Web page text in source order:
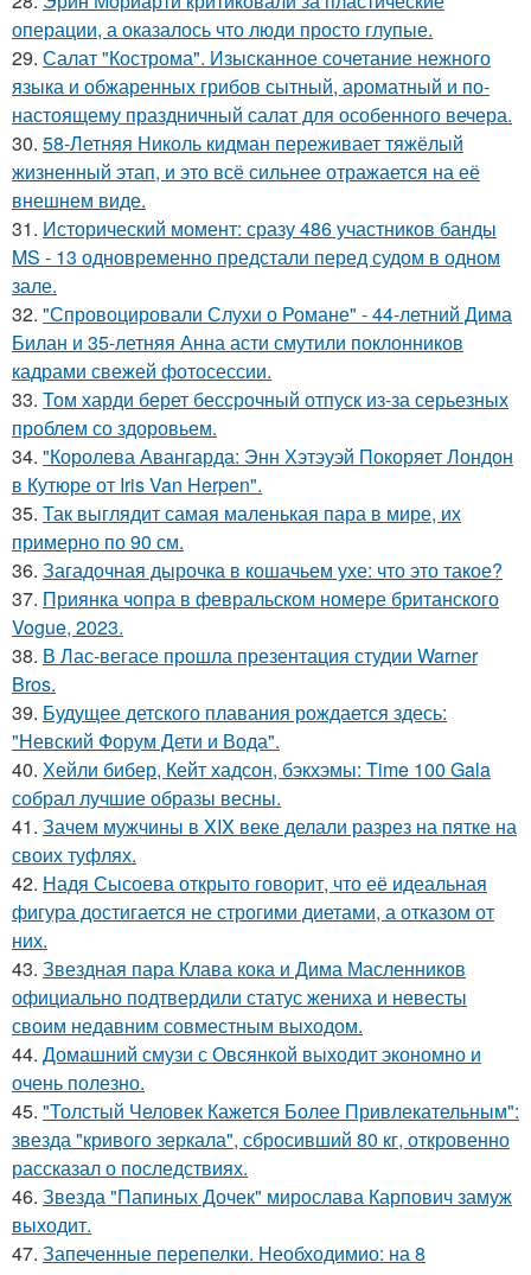
операции, а оказалось что люди просто глупые.
29. Салат "Кострома". Изысканное сочетание нежного
языка и обжаренных грибов сытный, ароматный и по-
настоящему праздничный салат для особенного вечера.
30. 58-Летняя Николь кидман переживает тяжёлый
жизненный этап, и это всё сильнее отражается на её
внешнем виде.
31. Исторический момент: сразу 486 участников банды
MS - 13 одновременно предстали перед судом в одном
зале.
32. "Спровоцировали Слухи о Романе" - 44-летний Дима
Билан и 35-летняя Анна асти смутили поклонников
кадрами свежей фотосессии.
33. Том харди берет бессрочный отпуск из-за серьезных
проблем со здоровьем.
34. "Королева Авангарда: Энн Хэтэуэй Покоряет Лондон
в Кутюре от Iris Van Herpen".
35. Так выглядит самая маленькая пара в мире, их
примерно по 90 см.
36. Загадочная дырочка в кошачьем ухе: что это такое?
37. Приянка чопра в февральском номере британского
Vogue, 2023.
38. В Лас-вегасе прошла презентация студии Warner
Bros.
39. Будущее детского плавания рождается здесь:
"Невский Форум Дети и Вода".
40. Хейли бибер, Кейт хадсон, бэкхэмы: Time 100 Gala
собрал лучшие образы весны.
41. Зачем мужчины в XIX веке делали разрез на пятке на
своих туфлях.
42. Надя Сысоева открыто говорит, что её идеальная
фигура достигается не строгими диетами, а отказом от
них.
43. Звездная пара Клава кока и Дима Масленников
официально подтвердили статус жениха и невесты
своим недавним совместным выходом.
44. Домашний смузи с Овсянкой выходит экономно и
очень полезно.
45. "Толстый Человек Кажется Более Привлекательным":
звезда "кривого зеркала", сбросивший 80 кг, откровенно
рассказал о последствиях.
46. Звезда "Папиных Дочек" мирослава Карпович замуж
выходит.
47. Запеченные перепелки. Необходимио: на 8